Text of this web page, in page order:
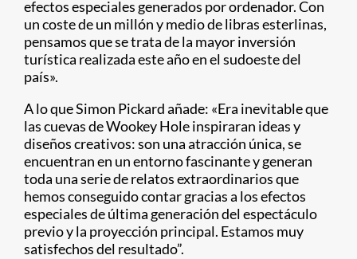
efectos especiales generados por ordenador. Con
un coste de un millón y medio de libras esterlinas,
pensamos que se trata de la mayor inversión
turística realizada este año en el sudoeste del
país».
A lo que Simon Pickard añade: «Era inevitable que
las cuevas de Wookey Hole inspiraran ideas y
diseños creativos: son una atracción única, se
encuentran en un entorno fascinante y generan
toda una serie de relatos extraordinarios que
hemos conseguido contar gracias a los efectos
especiales de última generación del espectáculo
previo y la proyección principal. Estamos muy
satisfechos del resultado”.